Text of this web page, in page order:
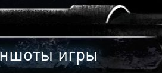
игры